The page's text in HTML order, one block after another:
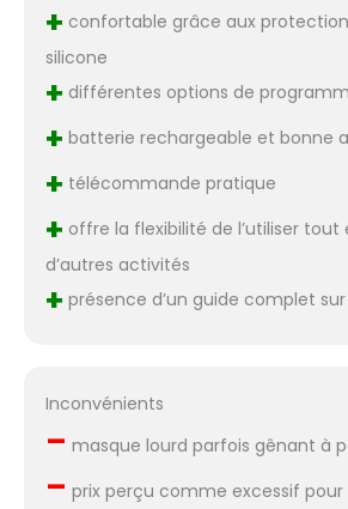
+ confortable grâce aux
silicone
+ différentes options de
+ batterie rechargeable et bonne
+ télécommande pratique
+ offre la flexibilité de l’utiliser tout
d’autres activités
+ présence d’un guide complet
Inconvénients
– masque lourd parfois gênant à
– prix perçu comme excessif pour